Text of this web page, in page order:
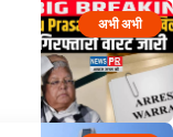
अभी अभी